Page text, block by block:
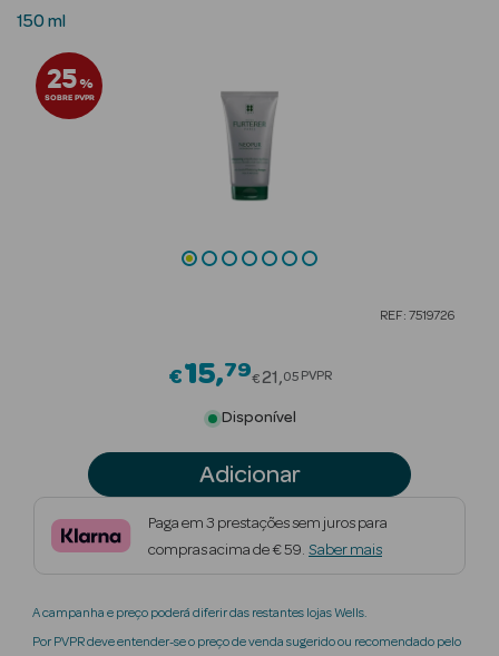
Beauty Season
Beauty Season
Cosmética
Beauty Season
Beauty Season
Beauty Season
Beauty Season
150 ml
25%
SOBRE PVPR
REF: 7519726
€15 79Price reduced from
€21 05 PVPR
Disponível
Adicionar
Paga em 3 prestações sem juros para
compras acima de € 59. Saber mais
A campanha e preço poderá diferir das restantes lojas Wells.
Por PVPR deve entender-se o preço de venda sugerido ou recomendado pelo